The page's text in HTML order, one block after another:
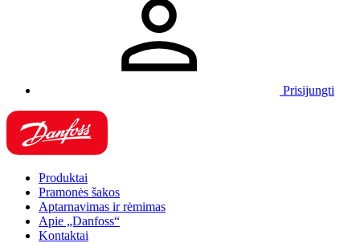
Prisijungti
Produktai
Pramonės šakos
Aptarnavimas ir rėmimas
Apie „Danfoss“
Kontaktai